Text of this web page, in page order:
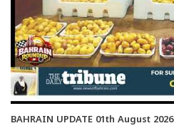
BAHRAIN UPDATE 01th August 2026